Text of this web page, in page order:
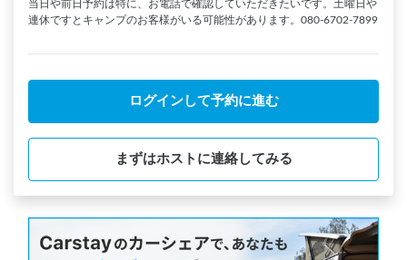
出、ハンモック、屋根付きウッドデッキなどもあり、ひたす
【周辺施設等】
温泉はオプションで申し込み、提携している岩風呂ガジュマ
ルへ車で5分ほどの場所で利用させてもらいました。
温泉も車で行く距離ではありましたが、とても気持ちがよく
大満足です！近くにサーフィンスポットもあり、レジャーに
観光に最高だと思います！
絶対またリピートしたい場所です🔥
当日や前日予約は特に、お電話で確認していただきたいです。土曜日や
連休ですとキャンプのお客様がいる可能性があります。080-6702-7899
ログインして予約に進む
まずはホストに連絡してみる